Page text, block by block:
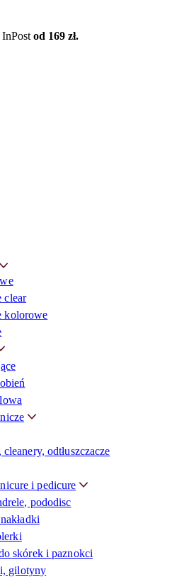
od 169 zł.
clear
kolorowe
odtłuszczacze
i pedicure
pododisc
skórek i paznokci
gilotyny